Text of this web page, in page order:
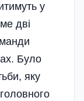
у
дві
Було
яку